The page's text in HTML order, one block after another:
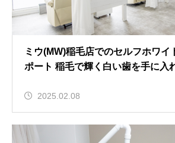
ミウ(MW)稲毛店でのセルフホワイ
ポート 稲毛で輝く白い歯を手に入
2025.02.08